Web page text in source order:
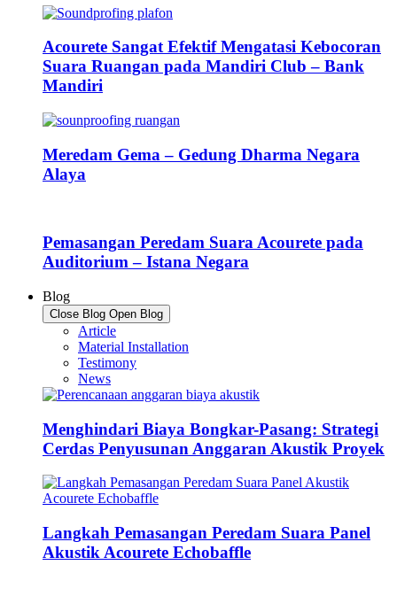
Acourete Sangat Efektif Mengatasi Kebocoran
Suara Ruangan pada Mandiri Club – Bank
Mandiri
Meredam Gema – Gedung Dharma Negara
Alaya
Pemasangan Peredam Suara Acourete pada
Auditorium – Istana Negara
Blog
Close Blog Open Blog
Article
Material Installation
Testimony
News
Menghindari Biaya Bongkar-Pasang: Strategi
Cerdas Penyusunan Anggaran Akustik Proyek
Langkah Pemasangan Peredam Suara Panel
Akustik Acourete Echobaffle